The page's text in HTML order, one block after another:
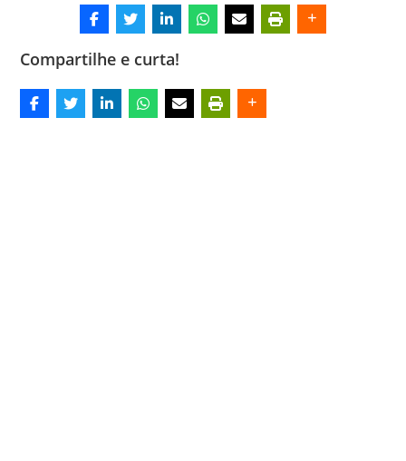
Compartilhe e curta!